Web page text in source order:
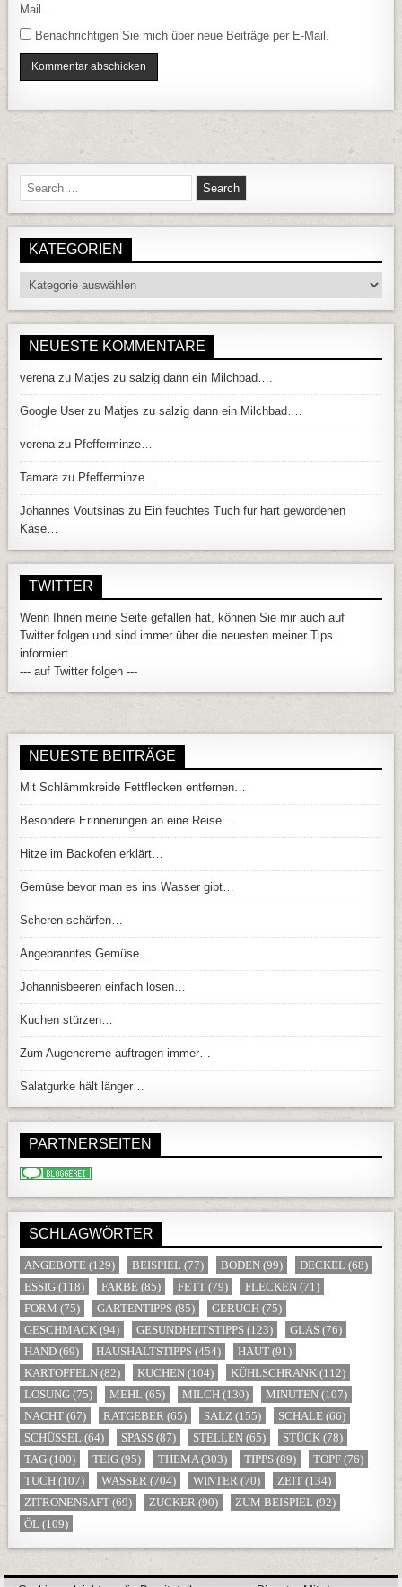
Mail.
Benachrichtigen Sie mich über neue Beiträge per E-Mail.
Search for:
KATEGORIEN
Kategorien
NEUESTE KOMMENTARE
verenazu Matjes zu salzig dann ein Milchbad….
Google User zu Matjes zu salzig dann ein Milchbad….
verenazu Pfefferminze…
Tamarazu Pfefferminze…
Johannes Voutsinas zu Ein feuchtes Tuch für hart gewordenen
Käse…
TWITTER
Wenn Ihnen meine Seite gefallen hat, können Sie mir auch auf
Twitter folgen und sind immer über die neuesten meiner Tips
informiert.
--- auf Twitter folgen ---
NEUESTE BEITRÄGE
Mit Schlämmkreide Fettflecken entfernen…
Besondere Erinnerungen an eine Reise…
Hitze im Backofen erklärt…
Gemüse bevor man es ins Wasser gibt…
Scheren schärfen…
Angebranntes Gemüse…
Johannisbeeren einfach lösen…
Kuchen stürzen…
Zum Augencreme auftragen immer…
Salatgurke hält länger…
PARTNERSEITEN
SCHLAGWÖRTER
ANGEBOTE (129) BEISPIEL (77) BODEN (99) DECKEL (68)
ESSIG (118) FARBE (85) FETT (79) FLECKEN (71)
FORM (75) GARTENTIPPS (85) GERUCH (75)
GESCHMACK (94) GESUNDHEITSTIPPS (123) GLAS (76)
HAND (69) HAUSHALTSTIPPS (454) HAUT (91)
KARTOFFELN (82) KUCHEN (104) KÜHLSCHRANK (112)
LÖSUNG (75) MEHL (65) MILCH (130) MINUTEN (107)
NACHT (67) RATGEBER (65) SALZ (155) SCHALE (66)
SCHÜSSEL (64) SPASS (87) STELLEN (65) STÜCK (78)
TAG (100) TEIG (95) THEMA(303) TIPPS (89) TOPF (76)
TUCH (107) WASSER (704) WINTER (70) ZEIT (134)
ZITRONENSAFT (69) ZUCKER (90) ZUM BEISPIEL (92)
ÖL (109)